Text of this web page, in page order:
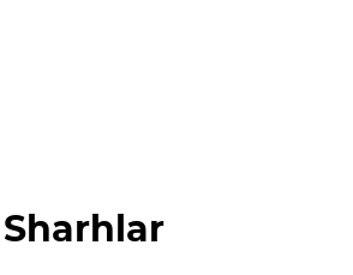
Sharhlar